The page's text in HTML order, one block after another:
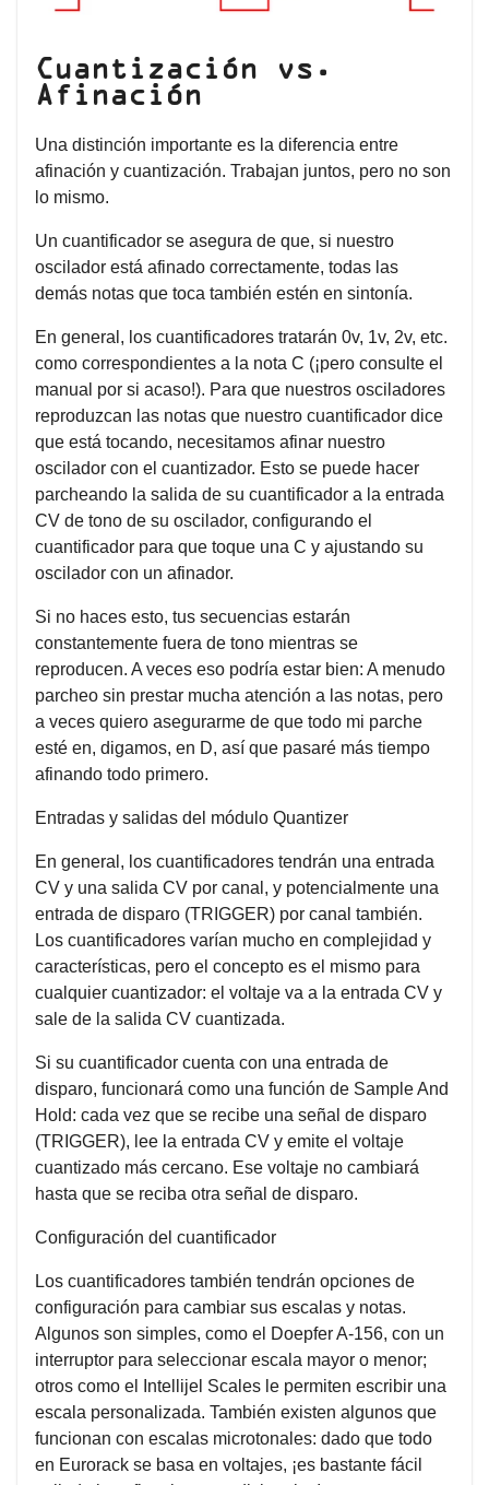
Cuantización vs.
Afinación
Una distinción importante es la diferencia entre
afinación y cuantización. Trabajan juntos, pero no son
lo mismo.
Un cuantificador se asegura de que, si nuestro
oscilador está afinado correctamente, todas las
demás notas que toca también estén en sintonía.
En general, los cuantificadores tratarán 0v, 1v, 2v, etc.
como correspondientes a la nota C (¡pero consulte el
manual por si acaso!). Para que nuestros osciladores
reproduzcan las notas que nuestro cuantificador dice
que está tocando, necesitamos afinar nuestro
oscilador con el cuantizador. Esto se puede hacer
parcheando la salida de su cuantificador a la entrada
CV de tono de su oscilador, configurando el
cuantificador para que toque una C y ajustando su
oscilador con un afinador.
Si no haces esto, tus secuencias estarán
constantemente fuera de tono mientras se
reproducen. A veces eso podría estar bien: A menudo
parcheo sin prestar mucha atención a las notas, pero
a veces quiero asegurarme de que todo mi parche
esté en, digamos, en D, así que pasaré más tiempo
afinando todo primero.
Entradas y salidas del módulo Quantizer
En general, los cuantificadores tendrán una entrada
CV y una salida CV por canal, y potencialmente una
entrada de disparo (TRIGGER) por canal también.
Los cuantificadores varían mucho en complejidad y
características, pero el concepto es el mismo para
cualquier cuantizador: el voltaje va a la entrada CV y
sale de la salida CV cuantizada.
Si su cuantificador cuenta con una entrada de
disparo, funcionará como una función de Sample And
Hold: cada vez que se recibe una señal de disparo
(TRIGGER), lee la entrada CV y emite el voltaje
cuantizado más cercano. Ese voltaje no cambiará
hasta que se reciba otra señal de disparo.
Configuración del cuantificador
Los cuantificadores también tendrán opciones de
configuración para cambiar sus escalas y notas.
Algunos son simples, como el Doepfer A-156, con un
interruptor para seleccionar escala mayor o menor;
otros como el Intellijel Scales le permiten escribir una
escala personalizada. También existen algunos que
funcionan con escalas microtonales: dado que todo
en Eurorack se basa en voltajes, ¡es bastante fácil